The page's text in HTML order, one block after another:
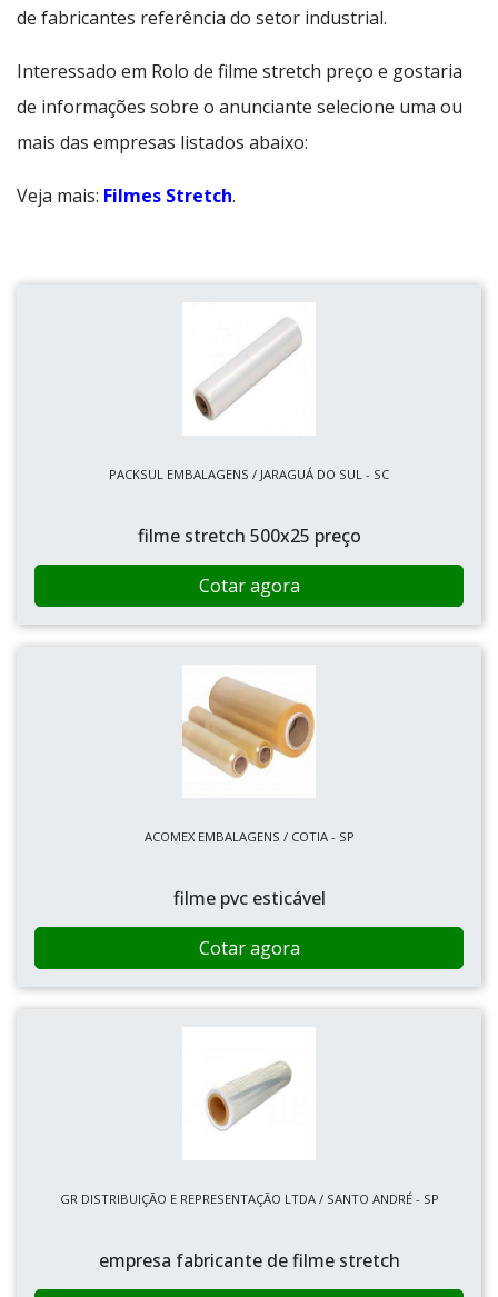
de fabricantes referência do setor industrial.
Interessado em Rolo de filme stretch preço e gostaria
de informações sobre o anunciante selecione uma ou
mais das empresas listados abaixo:
Veja mais: Filmes Stretch.
PACKSUL EMBALAGENS / JARAGUÁ DO SUL - SC
filme stretch 500x25 preço
Cotar agora
ACOMEX EMBALAGENS / COTIA - SP
filme pvc esticável
Cotar agora
GR DISTRIBUIÇÃO E REPRESENTAÇÃO LTDA / SANTO ANDRÉ - SP
empresa fabricante de filme stretch